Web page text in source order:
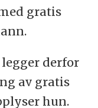
gratis
derfor
av gratis
hun.